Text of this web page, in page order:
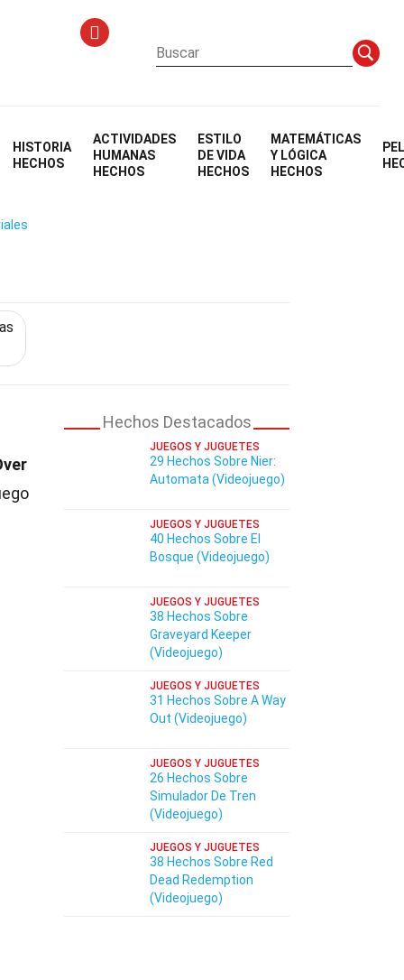
HISTORIA
HECHOS
ACTIVIDADES
HUMANAS
HECHOS
ESTILO
DE VIDA
HECHOS
MATEMÁTICAS
Y LÓGICA
HECHOS
Hechos Destacados
JUEGOS Y JUGUETES
29 Hechos Sobre Nier:
Automata (Videojuego)
JUEGOS Y JUGUETES
40 Hechos Sobre El
Bosque (Videojuego)
JUEGOS Y JUGUETES
38 Hechos Sobre
Graveyard Keeper
(Videojuego)
JUEGOS Y JUGUETES
31 Hechos Sobre A Way
Out (Videojuego)
JUEGOS Y JUGUETES
26 Hechos Sobre
Simulador De Tren
(Videojuego)
JUEGOS Y JUGUETES
38 Hechos Sobre Red
Dead Redemption
(Videojuego)